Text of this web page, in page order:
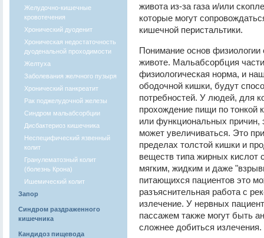
Желудочно-кишечные
кровотечения
Хронический дуоденит
Хроническая недостаточность
дуоденальной проходимости
Желтуха
Заболевания желчного пузыря
Хронический панкреатит
Рак поджелудочной железы
Синдром мальабсорбции
Дисбактериоз кишечника
Неспецифический язвенный
колит
Гранулематозный колит
(болезнь Крона)
Ишемический колит
Запор
Синдром раздраженного
кишечника
Кандидоз пищевода
живота из-за газа и/или
которые могут
кишечной перистальтики.
Понимание основ физиологии
животе. Мальабсорбция
физиологическая норма, и
ободочной кишки, будут
потребностей. У людей, для
прохождение пищи по тонкой
или функциональных причин,
может увеличиваться. Это
пределах толстой кишки и
веществ типа жирных кислот
мягким, жидким и даже
питающихся пациентов это
разъяснительная работа с
излечение. У нервных
пассажем также могут быть
сложнее добиться излечения.